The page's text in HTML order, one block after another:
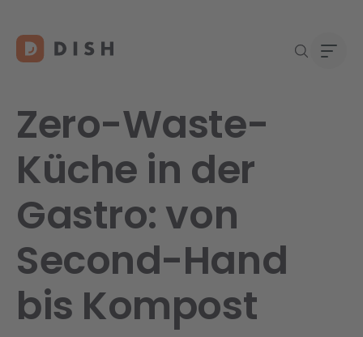
Zero-Waste-
Küche in der
Gastro: von
Second-Hand
bis Kompost